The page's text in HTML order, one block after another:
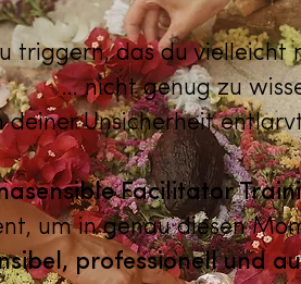
triggern, das du vielleicht
… nicht genug zu
deiner Unsicherheit
Facilitator
um in genau diesen
professionell und